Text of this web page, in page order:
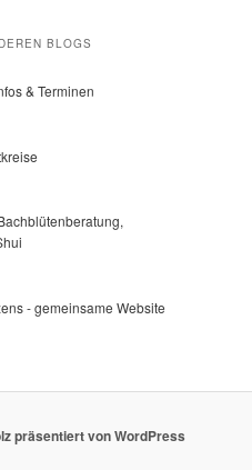
BLOGS
& Terminen
- gemeinsame Website
präsentiert von WordPress